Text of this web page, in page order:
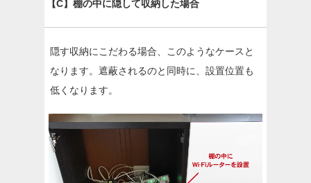
【C】棚の中に隠して収納した場合
隠す収納にこだわる場合、このようなケースと
なります。遮蔽されるのと同時に、設置位置も
低くなります。